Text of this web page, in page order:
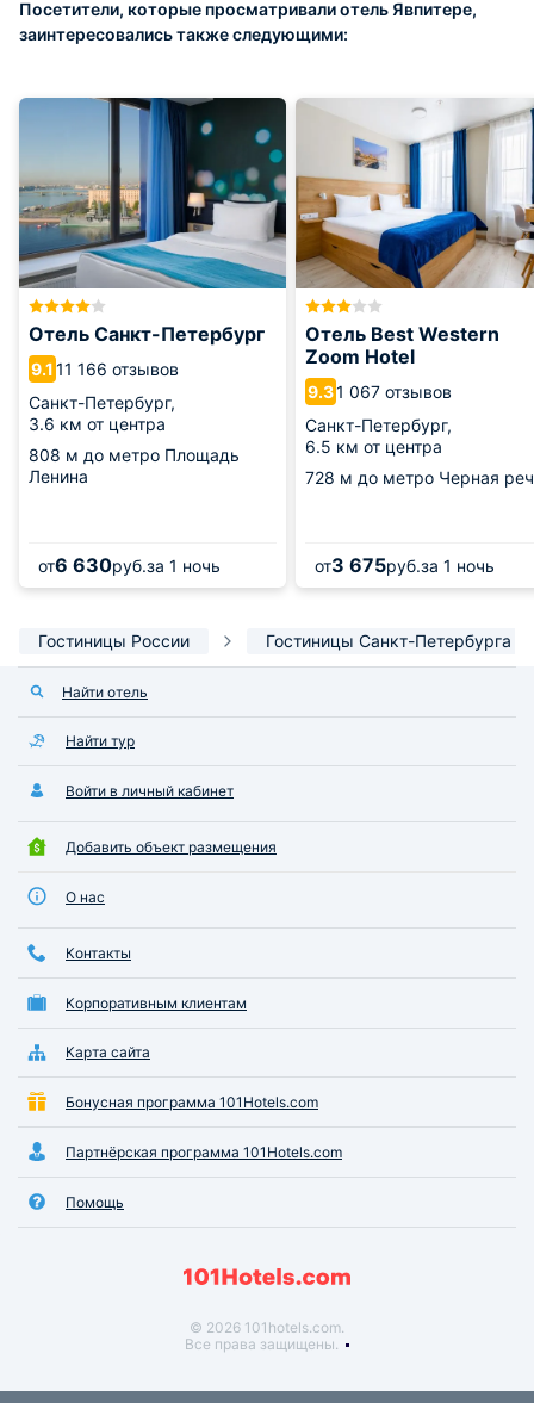
Посетители, которые просматривали отель Явпитере,
заинтересовались также следующими:
Отель Санкт-Петербург
9.111 166 отзывов
Санкт-Петербург,
3.6 км от центра
808 м до метро Площадь
Ленина
от6 630руб.за 1 ночь
Отель Best Western
Zoom Hotel
9.31 067 отзывов
Санкт-Петербург,
6.5 км от центра
728 м до метро Черная
от3 675руб.за 1 ночь
Гостиницы России Гостиницы Санкт-Петербурга
Найти отель
Найти тур
Войти в личный кабинет
Добавить объект размещения
О нас
Контакты
Корпоративным клиентам
Карта сайта
Бонусная программа 101Hotels.com
Партнёрская программа 101Hotels.com
Помощь
© 2026 101hotels.com.
Все права защищены.